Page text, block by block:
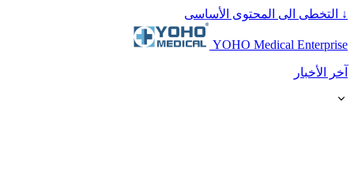
↓ التخطى الى المحتوى الأساسى
YOHO Medical Enterprise
آخر الأخبار